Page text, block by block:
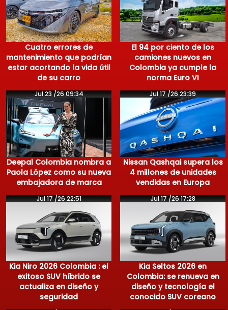
Cuatro errores de
mantenimiento que podrían
estar acortando la vida útil
de su carro
El 94 por ciento de los
camiones nuevos en
Colombia ya cumple la
norma Euro VI
Jul 23 /26 09:34
Deepal Colombia nombra a
Paola López como su nueva
embajadora de marca
Jul 17 /26 23:39
Nissan Qashqai supera los
4 millones de unidades
vendidas en Europa
Jul 17 /26 22:51
Kia Niro 2026 Colombia : el
exitoso SUV híbrido se
actualiza en diseño y
seguridad
Jul 17 /26 17:28
Kia Seltos 2026 en
Colombia: se renueva en
diseño y tecnología el
conocido SUV coreano